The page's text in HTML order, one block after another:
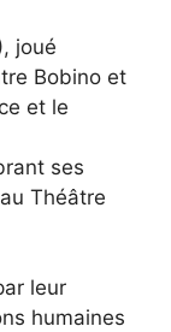
joué
Bobino et
et le
ses
Théâtre
leur
humaines